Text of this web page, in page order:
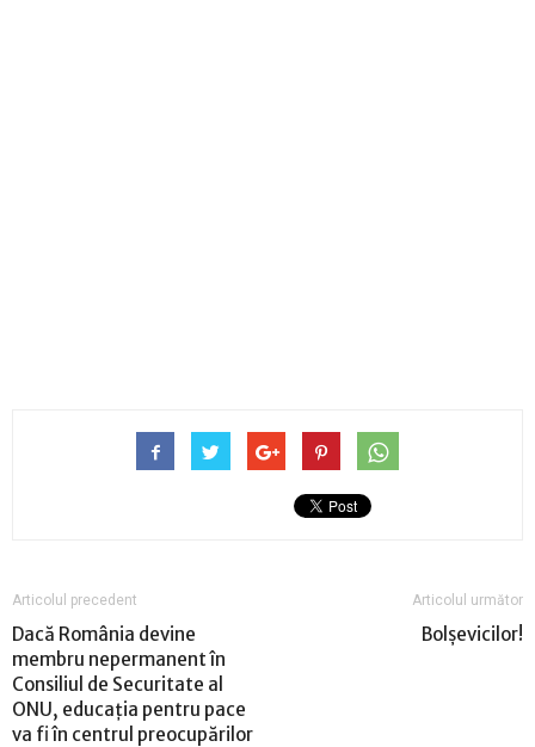
Articolul precedent
Dacă România devine
membru nepermanent în
Consiliul de Securitate al
ONU, educația pentru pace
va fi în centrul preocupărilor
Articolul următor
Bolșevicilor!